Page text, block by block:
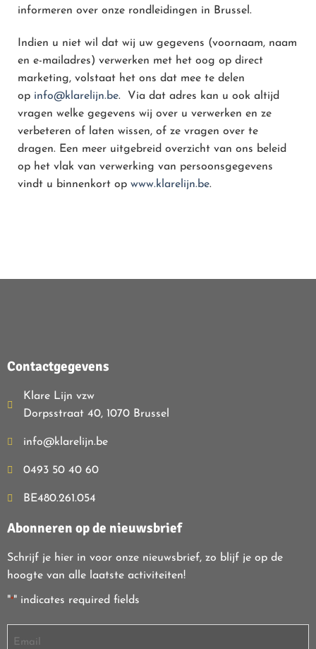
informeren over onze rondleidingen in Brussel.
Indien u niet wil dat wij uw gegevens (voornaam, naam
en e-mailadres) verwerken met het oog op direct
marketing, volstaat het ons dat mee te delen
op info@klarelijn.be. Via dat adres kan u ook altijd
vragen welke gegevens wij over u verwerken en ze
verbeteren of laten wissen, of ze vragen over te
dragen. Een meer uitgebreid overzicht van ons beleid
op het vlak van verwerking van persoonsgegevens
vindt u binnenkort op www.klarelijn.be.
Contactgegevens
Klare Lijn vzw
Dorpsstraat 40, 1070 Brussel
info@klarelijn.be
0493 50 40 60
BE480.261.054
Abonneren op de nieuwsbrief
Schrijf je hier in voor onze nieuwsbrief, zo blijf je op de
hoogte van alle laatste activiteiten!
"*" indicates required fields